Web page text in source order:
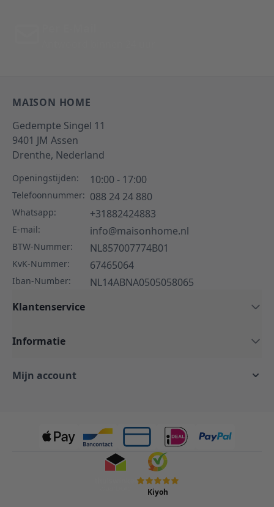
MAISON HOME
Gedempte Singel 11
9401 JM Assen
Drenthe, Nederland
Openingstijden: 10:00 - 17:00
Telefoonnummer: 088 24 24 880
Whatsapp: +31882424883
E-mail: info@maisonhome.nl
BTW-Nummer: NL857007774B01
KvK-Nummer: 67465064
Iban-Number:
NL14ABNA0505058065
Klantenservice
Informatie
Mijn account
Kiyoh